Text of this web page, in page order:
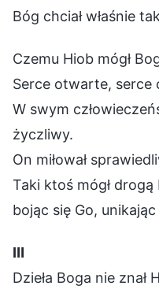
Bóg chciał właśnie
Czemu Hiob mógł
Serce otwarte, serce
W swym
życzliwy.
On miłował
Taki ktoś mógł drogą
bojąc się Go, unikając
Ⅲ
Dzieła Boga nie znał